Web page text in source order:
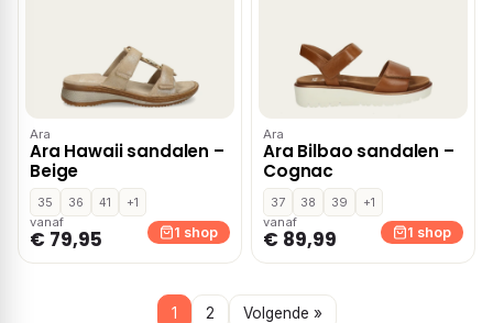
Ara
Ara Hawaii sandalen –
Beige
35 36 41
+1
vanaf
€ 79,95 1 shop
Ara
Ara Bilbao sandalen –
Cognac
37 38 39
+1
vanaf
€ 89,99 1 shop
1 2 Volgende »